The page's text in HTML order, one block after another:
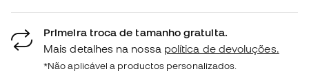
Primeira troca de tamanho gratuita.
Mais detalhes na nossa política de devoluções.
*Não aplicável a productos personalizados.